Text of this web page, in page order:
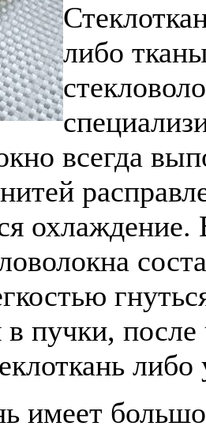
либо
всегда
в пучки,
имеет